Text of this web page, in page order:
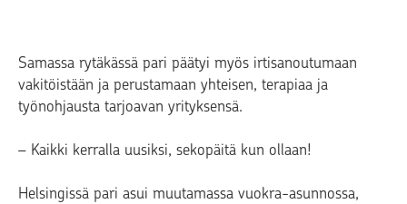
Samassa rytäkässä pari päätyi myös irtisanoutumaan
vakitöistään ja perustamaan yhteisen, terapiaa ja
työnohjausta tarjoavan yrityksensä.
– Kaikki kerralla uusiksi, sekopäitä kun ollaan!
Helsingissä pari asui muutamassa vuokra-asunnossa,